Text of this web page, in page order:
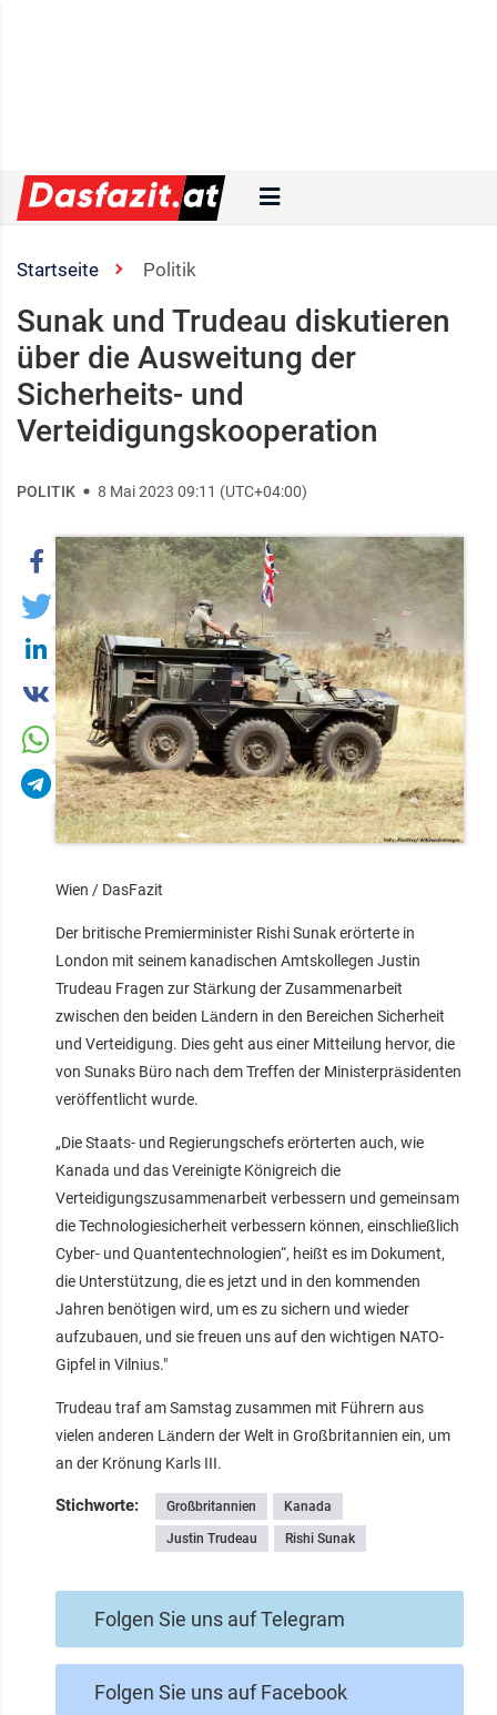
Startseite Politik
Sunak und Trudeau diskutieren
über die Ausweitung der
Sicherheits- und
Verteidigungskooperation
POLITIK 8 Mai 2023 09:11 (UTC+04:00)
Wien / DasFazit
Der britische Premierminister Rishi Sunak erörterte in
London mit seinem kanadischen Amtskollegen Justin
Trudeau Fragen zur Stärkung der Zusammenarbeit
zwischen den beiden Ländern in den Bereichen Sicherheit
und Verteidigung. Dies geht aus einer Mitteilung hervor, die
von Sunaks Büro nach dem Treffen der Ministerpräsidenten
veröffentlicht wurde.
„Die Staats- und Regierungschefs erörterten auch, wie
Kanada und das Vereinigte Königreich die
Verteidigungszusammenarbeit verbessern und gemeinsam
die Technologiesicherheit verbessern können, einschließlich
Cyber- und Quantentechnologien“, heißt es im Dokument,
die Unterstützung, die es jetzt und in den kommenden
Jahren benötigen wird, um es zu sichern und wieder
aufzubauen, und sie freuen uns auf den wichtigen NATO-
Gipfel in Vilnius."
Trudeau traf am Samstag zusammen mit Führern aus
vielen anderen Ländern der Welt in Großbritannien ein, um
an der Krönung Karls III.
Stichworte: Großbritannien Kanada
Justin Trudeau Rishi Sunak
Folgen Sie uns auf Telegram
Folgen Sie uns auf Facebook